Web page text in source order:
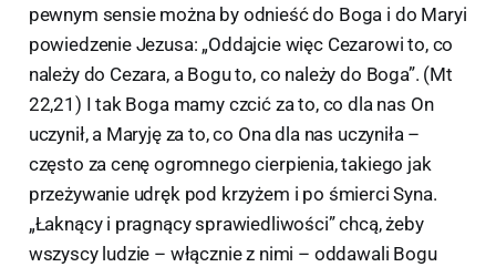
pewnym sensie można by odnieść do Boga i do Maryi
powiedzenie Jezusa: „Oddajcie więc Cezarowi to, co
należy do Cezara, a Bogu to, co należy do Boga”. (Mt
22,21) I tak Boga mamy czcić za to, co dla nas On
uczynił, a Maryję za to, co Ona dla nas uczyniła –
często za cenę ogromnego cierpienia, takiego jak
przeżywanie udręk pod krzyżem i po śmierci Syna.
„Łaknący i pragnący sprawiedliwości” chcą, żeby
wszyscy ludzie – włącznie z nimi – oddawali Bogu